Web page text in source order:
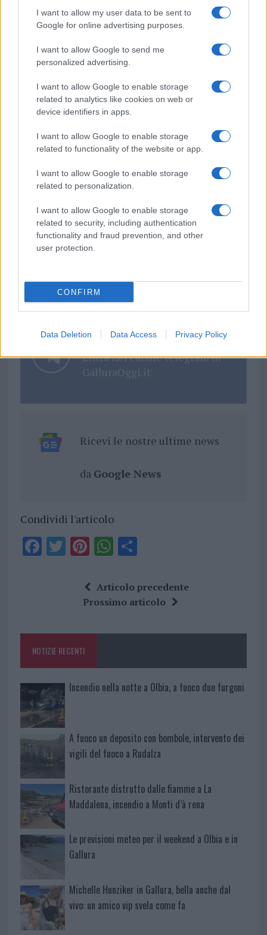
I want to allow my user data to be sent to
Google for online advertising purposes.
I want to allow Google to send me
personalized advertising.
I want to allow Google to enable storage
related to analytics like cookies on web or
device identifiers in apps.
I want to allow Google to enable storage
related to functionality of the website or app.
I want to allow Google to enable storage
related to personalization.
I want to allow Google to enable storage
related to security, including authentication
functionality and fraud prevention, and other
user protection.
CONFIRM
Data Deletion Data Access Privacy Policy
Vuoi rimuovere le pubblicità nazionali?
cliccandoqui
Sei già abbonato?
Puoi effettuare l'accesso andando nella
sezioneLogindal menù del sito o
cliccandoqui
Festival Del Cinema Di Tavolara
Notizie Tavolara
Inviaci le tue segnalazioni,
i tuoi video e le tue foto
345 356 7512
Notizie in tempo reale?
Entra nel canale telegram di
GalluraOggi.it
Ricevi le nostre ultime news
da Google News
Condividi l'articolo
F
o
k
T Pi
te
re
W
at
s
p
S
a
re
Articolo precedente
Prossimo articolo
NOTIZIE RECENTI
Incendio nella notte a Olbia, a fuoco due furgoni
A fuoco un deposito con bombole, intervento dei
vigili del fuoco a Rudalza
Ristorante distrutto dalle fiamme a La
Maddalena, incendio a Monti d’à rena
Le previsioni meteo per il weekend a Olbia e in
Gallura
Michelle Hunziker in Gallura, bella anche dal
vivo: un amico vip svela come fa